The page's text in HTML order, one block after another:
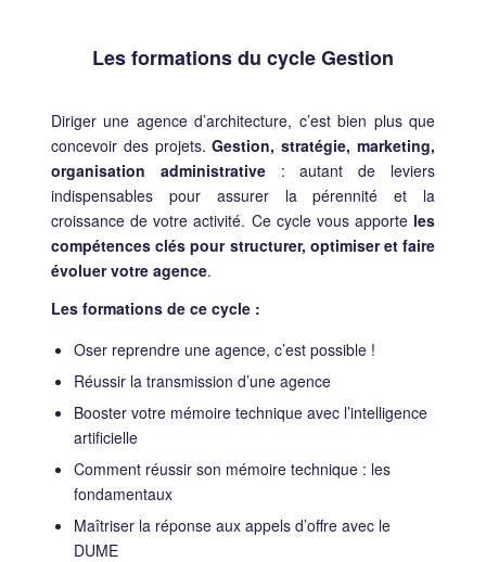
Les formations du cycle Gestion
Diriger une agence d’architecture, c’est bien plus que
concevoir des projets.Gestion, stratégie, marketing,
organisation administrative: autant de leviers
indispensables pour assurer la pérennité et la
croissance de votre activité. Ce cycle vous apporte les
compétences clés pour structurer, optimiser et faire
évoluer votre agence.
Les formations de ce cycle :
Oser reprendre une agence, c’est possible !
Réussir la transmission d’une agence
Booster votre mémoire technique avec l’intelligence
artificielle
Comment réussir son mémoire technique : les
fondamentaux
Maîtriser la réponse aux appels d’offre avec le
DUME